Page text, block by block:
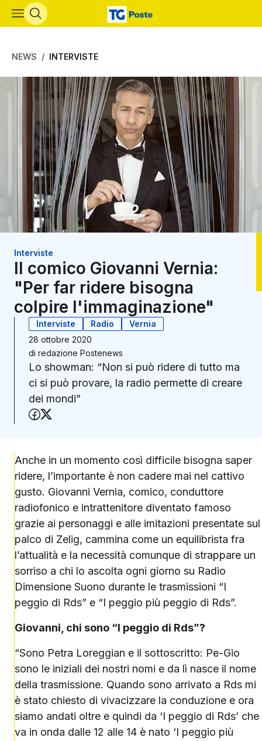
Vai al contenuto principale
NEWS INTERVISTE
Interviste
Il comico Giovanni Vernia:
"Per far ridere bisogna
colpire l'immaginazione"
Interviste Radio
Vernia
28 ottobre 2020
di redazione Postenews
Lo showman: “Non si può ridere di tutto ma
ci si può provare, la radio permette di creare
dei mondi”
Condividi su Facebook
Anche in un momento così difficile bisogna saper
ridere, l’importante è non cadere mai nel cattivo
gusto. Giovanni Vernia, comico, conduttore
radiofonico e intrattenitore diventato famoso
grazie ai personaggi e alle imitazioni presentate sul
palco di Zelig, cammina come un equilibrista fra
l’attualità e la necessità comunque di strappare un
sorriso a chi lo ascolta ogni giorno su Radio
Dimensione Suono durante le trasmissioni “I
peggio di Rds” e “I peggio più peggio di Rds”.
Giovanni, chi sono “I peggio di Rds”?
“Sono Petra Loreggian e il sottoscritto: Pe-Gio
sono le iniziali dei nostri nomi e da lì nasce il nome
della trasmissione. Quando sono arrivato a Rds mi
è stato chiesto di vivacizzare la conduzione e ora
siamo andati oltre e quindi da ‘I peggio di Rds’ che
va in onda dalle 12 alle 14 è nato ‘I peggio più